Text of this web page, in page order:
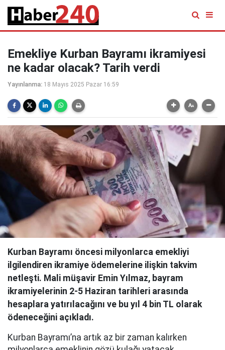
Emekliye Kurban Bayramı ikramiyesi
ne kadar olacak? Tarih verdi
Yayınlanma: 18 Mayıs 2025 Pazar 16:59
Kurban Bayramı öncesi milyonlarca emekliyi
ilgilendiren ikramiye ödemelerine ilişkin takvim
netleşti. Mali müşavir Emin Yılmaz, bayram
ikramiyelerinin 2-5 Haziran tarihleri arasında
hesaplara yatırılacağını ve bu yıl 4 bin TL olarak
ödeneceğini açıkladı.
Kurban Bayramı’na artık az bir zaman kalırken